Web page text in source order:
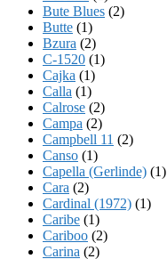
Bute Blues (2)
Butte (1)
Bzura (2)
C-1520 (1)
Cajka (1)
Calla (1)
Calrose (2)
Campa (2)
Campbell 11 (2)
Canso (1)
Capella (Gerlinde) (1)
Cara (2)
Cardinal (1972) (1)
Caribe (1)
Cariboo (2)
Carina (2)